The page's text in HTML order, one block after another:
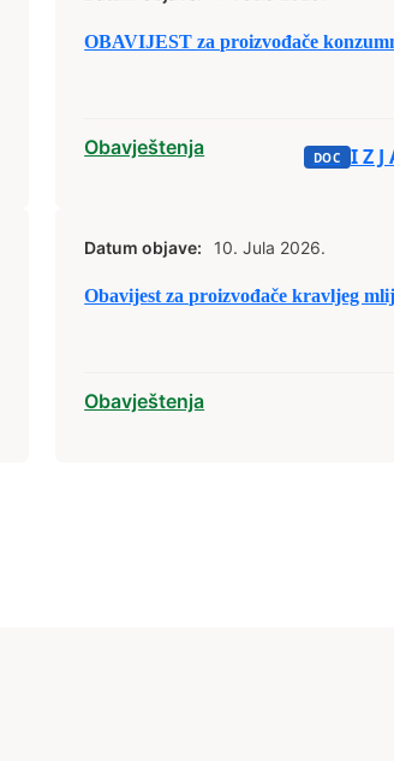
OBAVIJEST za proizvođače
Obavještenja I Z
Datum objave: 10. Jula 2026.
Obavijest za proizvođače kravljeg
Obavještenja